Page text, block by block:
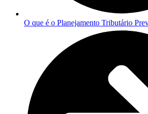
O que é o Planejamento Tributário